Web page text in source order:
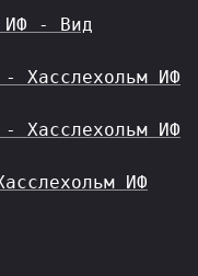
ИФ - Вид
- Хасслехольм ИФ
- Хасслехольм ИФ
ИФ